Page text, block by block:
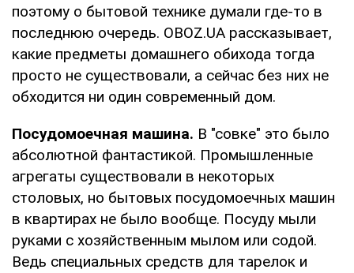
поэтому о бытовой технике думали где-то в
последнюю очередь. OBOZ.UA рассказывает,
какие предметы домашнего обихода тогда
просто не существовали, а сейчас без них не
обходится ни один современный дом.
Посудомоечная машина. В "совке" это было
абсолютной фантастикой. Промышленные
агрегаты существовали в некоторых
столовых, но бытовых посудомоечных машин
в квартирах не было вообще. Посуду мыли
руками с хозяйственным мылом или содой.
Ведь специальных средств для тарелок и